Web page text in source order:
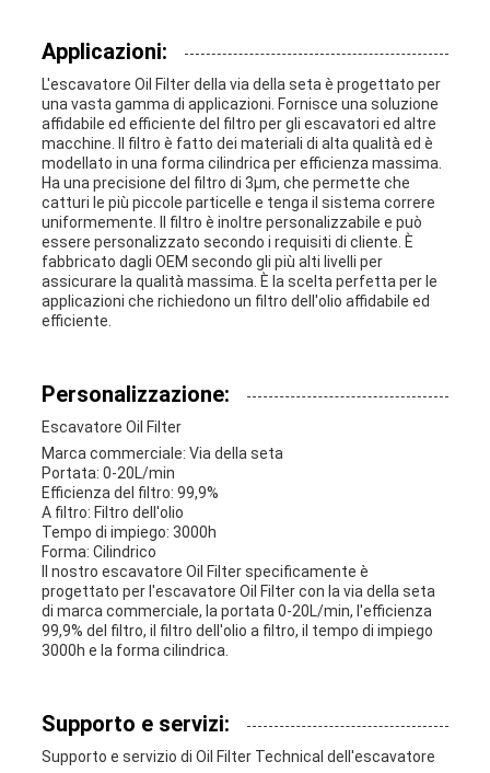
Applicazioni:
L'escavatore Oil Filter della via della seta è progettato per
una vasta gamma di applicazioni. Fornisce una soluzione
affidabile ed efficiente del filtro per gli escavatori ed altre
macchine. Il filtro è fatto dei materiali di alta qualità ed è
modellato in una forma cilindrica per efficienza massima.
Ha una precisione del filtro di 3μm, che permette che
catturi le più piccole particelle e tenga il sistema correre
uniformemente. Il filtro è inoltre personalizzabile e può
essere personalizzato secondo i requisiti di cliente. È
fabbricato dagli OEM secondo gli più alti livelli per
assicurare la qualità massima. È la scelta perfetta per le
applicazioni che richiedono un filtro dell'olio affidabile ed
efficiente.
Personalizzazione:
Escavatore Oil Filter
Marca commerciale: Via della seta
Portata: 0-20L/min
Efficienza del filtro: 99,9%
A filtro: Filtro dell'olio
Tempo di impiego: 3000h
Forma: Cilindrico
Il nostro escavatore Oil Filter specificamente è
progettato per l'escavatore Oil Filtercon lavia della seta
di marca commerciale, la portata0-20L/min, l'efficienza
99,9% del filtro, il filtro dell'olio a filtro, il tempo di impiego
3000h e la formacilindrica.
Supporto e servizi:
Supporto e servizio di Oil Filter Technical dell'escavatore